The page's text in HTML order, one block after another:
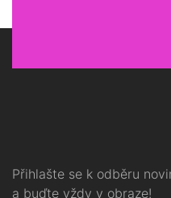
Přihlašte se k odběru
a buďte vždy v obraze!